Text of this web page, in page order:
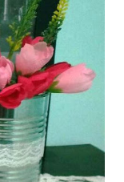
agora Rei
mesmo que
nas mãos de seu
rever seu
Westfall passa a
Capitã da